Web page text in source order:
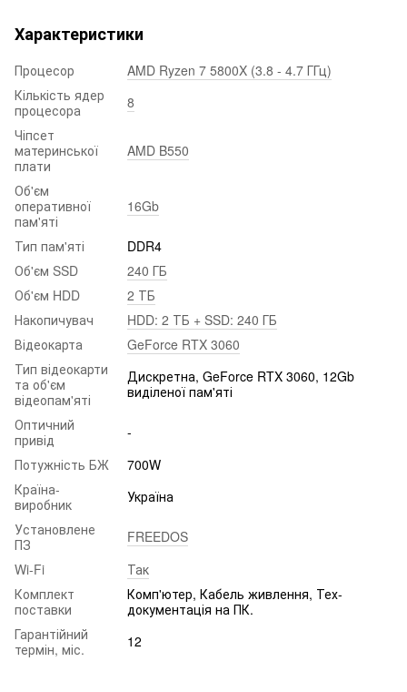
Характеристики
Процесор
AMD Ryzen 7 5800X (3.8 - 4.7 ГГц)
Кількість ядер
процесора
8
Чіпсет
материнської
плати
AMD B550
Об'єм
оперативної
пам'яті
16Gb
Тип пам'яті
DDR4
Об'єм SSD
240 ГБ
Об'єм HDD
2 ТБ
Накопичувач
HDD: 2 ТБ + SSD: 240 ГБ
Відеокарта
GeForce RTX 3060
Тип відеокарти
та об'єм
відеопам'яті
Дискретна, GeForce RTX 3060, 12Gb
виділеної пам'яті
Оптичний
привід
-
Потужність БЖ
700W
Країна-
виробник
Україна
Установлене
ПЗ
FREEDOS
Wi-Fi
Так
Комплект
поставки
Комп'ютер, Кабель живлення, Тех-
документація на ПК.
Гарантійний
термін, міс.
12